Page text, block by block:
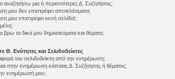
μια ή περισσότερες Δ. Συζητήσεις;
μου δεν επιστρέφει αποτελέσματα;
μου επιστρέφει κενή σελίδα!;
τα δικά μου δημοσιεύματα και θέματα;
Θ. Ενότητες και Σελιδοδείκτες
του σελιδοδείκτη από την ενημέρωση;
στην ενημέρωση κάποιας Δ. Συζήτησης ή θέματος;
ενημέρωσή μου;